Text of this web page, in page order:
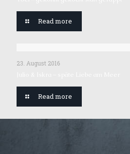
Read more
23. August 2016
Read more